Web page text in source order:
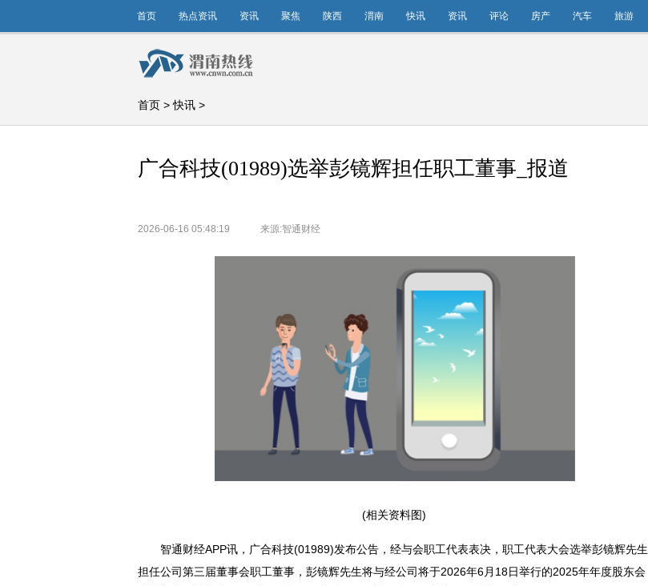
首页 热点资讯 资讯 聚焦 陕西 渭南 快讯 资讯 评论 房产 汽车 旅游
首页 >快讯 >
广合科技(01989)选举彭镜辉担任职工董事_报道
2026-06-16 05:48:19 来源:智通财经
(相关资料图)
智通财经APP讯，广合科技(01989)发布公告，经与会职工代表表决，职工代表大会选举彭镜辉先生
担任公司第三届董事会职工董事，彭镜辉先生将与经公司将于2026年6月18日举行的2025年年度股东会